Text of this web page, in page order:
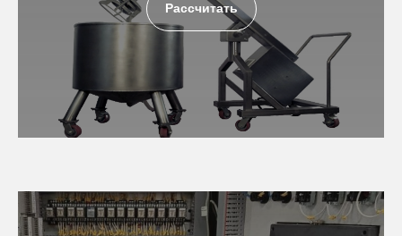
Рассчитать